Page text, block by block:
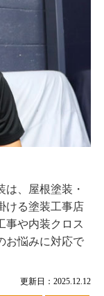
更新日：2025.12.12
、屋根塗装・
ける塗装工事店
事や内装クロス
お悩みに対応で